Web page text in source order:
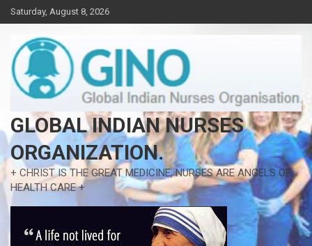
Skip
to
content
Saturday, August 8, 2026
GLOBAL INDIAN NURSES
ORGANIZATION.
+ CHRIST IS THE GREAT MEDICINE, NURSES ARE ANGELS OF
HEALTH CARE +